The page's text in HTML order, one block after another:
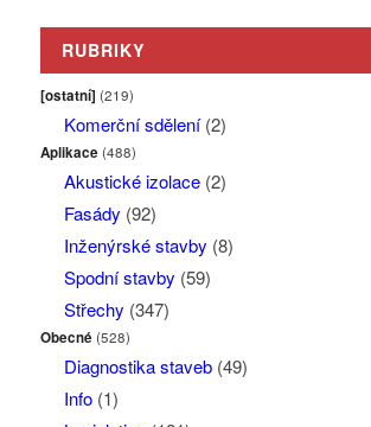
RUBRIKY
[ostatní] (219)
Komerční sdělení(2)
Aplikace (488)
Akustické izolace(2)
Fasády (92)
Inženýrské stavby (8)
Spodní stavby (59)
Střechy (347)
Obecné (528)
Diagnostika staveb(49)
Info(1)